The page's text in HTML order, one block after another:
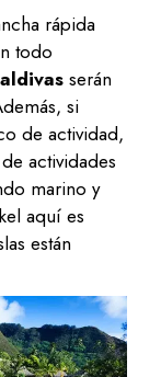
rápida
todo
serán
si
de actividad,
actividades
marino y
aquí es
están